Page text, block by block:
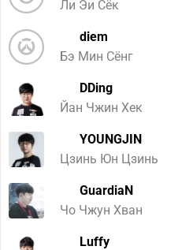
Ли Эи Сёк
diem
Бэ Мин Сёнг
DDing
Йан Чжин Хек
YOUNGJIN
Цзинь Юн Цзинь
GuardiaN
Чо Чжун Хван
Luffy